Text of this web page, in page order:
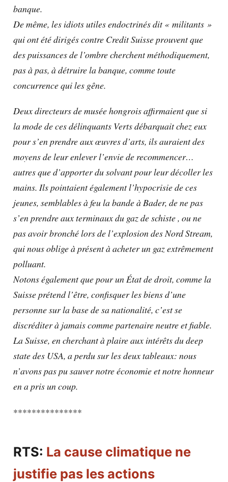
banque.
De même, les idiots utiles endoctrinés dit « militants »
qui ont été dirigés contre Credit Suisse prouvent que
des puissances de l’ombre cherchent méthodiquement,
pas à pas, à détruire la banque, comme toute
concurrence qui les gêne.
Deux directeurs de musée hongrois affirmaient que si
la mode de ces délinquants Verts débarquait chez eux
pour s’en prendre aux œuvres d’arts, ils auraient des
moyens de leur enlever l’envie de recommencer…
autres que d’apporter du solvant pour leur décoller les
mains. Ils pointaient également l’hypocrisie de ces
jeunes, semblables à feu la bande à Bader, de ne pas
s’en prendre aux terminaux du gaz de schiste , ou ne
pas avoir bronché lors de l’explosion des Nord Stream,
qui nous oblige à présent à acheter un gaz extrêmement
polluant.
Notons également que pour un État de droit, comme la
Suisse prétend l’être, confisquer les biens d’une
personne sur la base de sa nationalité, c’est se
discréditer à jamais comme partenaire neutre et fiable.
La Suisse, en cherchant à plaire aux intérêts du deep
state des USA, a perdu sur les deux tableaux: nous
n’avons pas pu sauver notre économie et notre honneur
en a pris un coup.
***************
RTS: La cause climatique ne
justifie pas les actions